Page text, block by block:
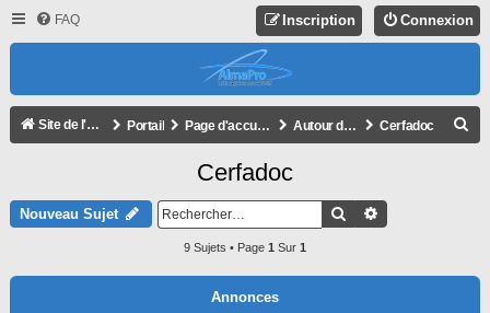
FAQ Connexion
Inscription
Site de l'association Portail Page d'accueil du forum Autour d'AlmaPro Cerfadoc
Cerfadoc
Nouveau Sujet Rechercher
9 Sujets • Page 1 Sur 1
Annonces